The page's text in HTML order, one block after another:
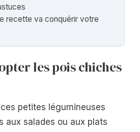
recette va conquérir votre
les pois chiches
petites légumineuses
aux salades ou aux plats